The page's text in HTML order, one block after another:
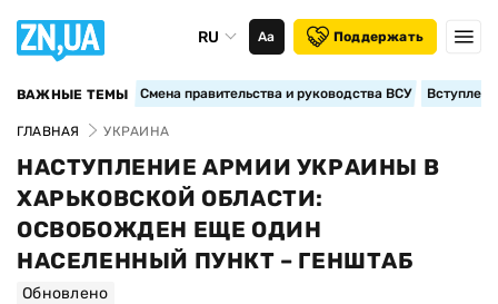
RU Аа Поддержать
ВАЖНЫЕ ТЕМЫ Смена правительства и руководства ВСУ
ГЛАВНАЯ УКРАИНА
НАСТУПЛЕНИЕ АРМИИ УКРАИНЫ В
ХАРЬКОВСКОЙ ОБЛАСТИ:
ОСВОБОЖДЕН ЕЩЕ ОДИН
НАСЕЛЕННЫЙ ПУНКТ – ГЕНШТАБ
Обновлено